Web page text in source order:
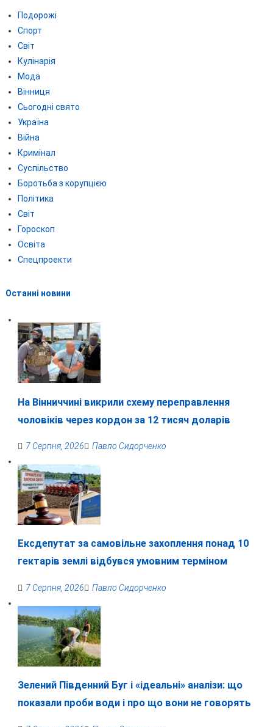
Подорожі
Спорт
Світ
Кулінарія
Мода
Вінниця
Сьогодні свято
Україна
Війна
Кримінал
Суспільство
Боротьба з корупцією
Політика
Світ
Гороскоп
Освіта
Спецпроекти
Останні новини
На Вінниччині викрили схему переправлення
чоловіків через кордон за 12 тисяч доларів
7 Серпня, 2026 Павло Сидорченко
Ексдепутат за самовільне захоплення понад 10
гектарів землі відбувся умовним терміном
7 Серпня, 2026 Павло Сидорченко
Зелений Південний Буг і «ідеальні» аналізи: що
показали проби води і про що вони не говорять